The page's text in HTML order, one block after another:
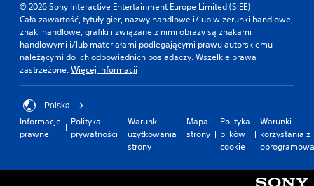
© 2026 Sony Interactive Entertainment Europe Limited (SIEE)
Cała zawartość, tytuły gier, nazwy handlowe i/lub wizerunki handlowe,
znaki handlowe, grafiki i związane z nimi obrazy są znakami
handlowymi i/lub materiałami podlegającymi prawu autorskiemu
należącymi do ich odpowiednich posiadaczy. Wszelkie prawa
zastrzeżone.Więcej informacji
Polska
Informacje
prawne
Polityka
prywatności
Warunki
użytkowania
strony
Mapa
strony
Polityka
plików
cookie
Warunki
korzystania z